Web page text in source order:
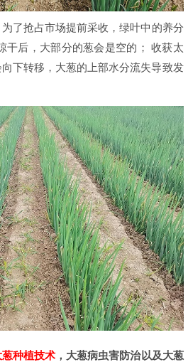
了抢占市场提前采收，绿叶中的养分
干后，大部分的葱会是空的； 收获太
下转移，大葱的上部水分流失导致发
葱种植技术 ，大葱病虫害防治以及大葱